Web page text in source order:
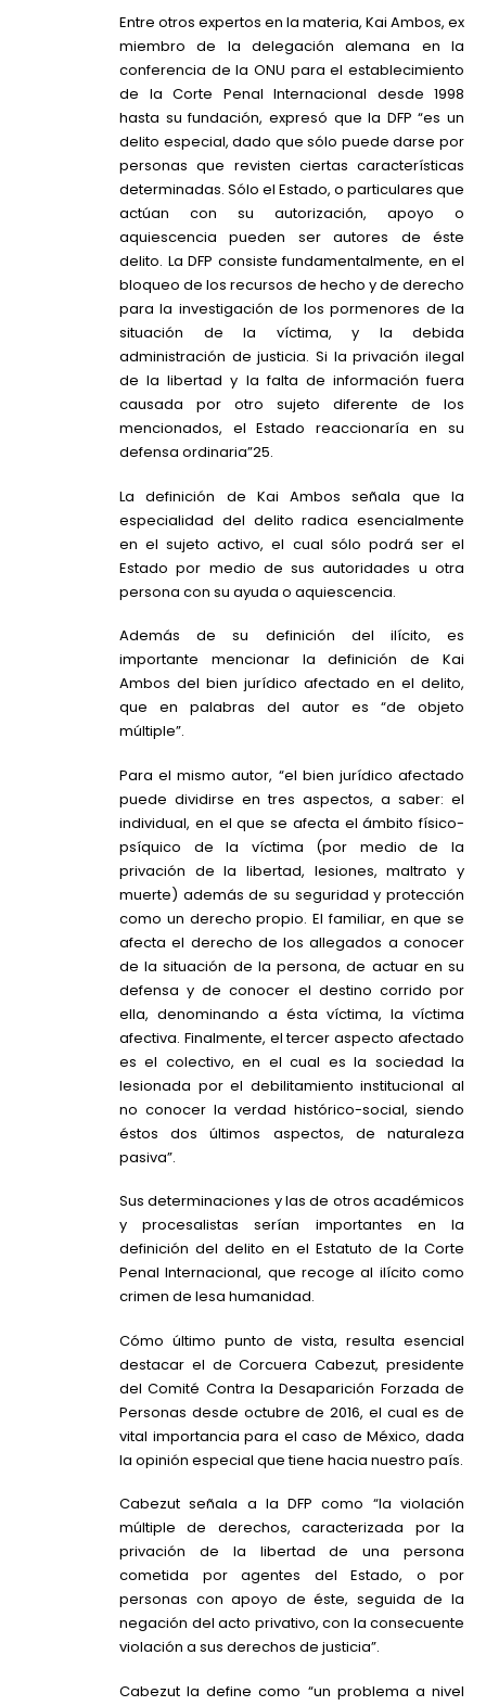
Entre otros expertos en la materia, Kai Ambos, ex
miembro de la delegación alemana en la
conferencia de la ONU para el establecimiento
de la Corte Penal Internacional desde 1998
hasta su fundación, expresó que la DFP “es un
delito especial, dado que sólo puede darse por
personas que revisten ciertas características
determinadas. Sólo el Estado, o particulares que
actúan con su autorización, apoyo o
aquiescencia pueden ser autores de éste
delito. La DFP consiste fundamentalmente, en el
bloqueo de los recursos de hecho y de derecho
para la investigación de los pormenores de la
situación de la víctima, y la debida
administración de justicia. Si la privación ilegal
de la libertad y la falta de información fuera
causada por otro sujeto diferente de los
mencionados, el Estado reaccionaría en su
defensa ordinaria”25.
La definición de Kai Ambos señala que la
especialidad del delito radica esencialmente
en el sujeto activo, el cual sólo podrá ser el
Estado por medio de sus autoridades u otra
persona con su ayuda o aquiescencia.
Además de su definición del ilícito, es
importante mencionar la definición de Kai
Ambos del bien jurídico afectado en el delito,
que en palabras del autor es “de objeto
múltiple”.
Para el mismo autor, “el bien jurídico afectado
puede dividirse en tres aspectos, a saber: el
individual, en el que se afecta el ámbito físico-
psíquico de la víctima (por medio de la
privación de la libertad, lesiones, maltrato y
muerte) además de su seguridad y protección
como un derecho propio. El familiar, en que se
afecta el derecho de los allegados a conocer
de la situación de la persona, de actuar en su
defensa y de conocer el destino corrido por
ella, denominando a ésta víctima, la víctima
afectiva. Finalmente, el tercer aspecto afectado
es el colectivo, en el cual es la sociedad la
lesionada por el debilitamiento institucional al
no conocer la verdad histórico-social, siendo
éstos dos últimos aspectos, de naturaleza
pasiva”.
Sus determinaciones y las de otros académicos
y procesalistas serían importantes en la
definición del delito en el Estatuto de la Corte
Penal Internacional, que recoge al ilícito como
crimen de lesa humanidad.
Cómo último punto de vista, resulta esencial
destacar el de Corcuera Cabezut, presidente
del Comité Contra la Desaparición Forzada de
Personas desde octubre de 2016, el cual es de
vital importancia para el caso de México, dada
la opinión especial que tiene hacia nuestro país.
Cabezut señala a la DFP como “la violación
múltiple de derechos, caracterizada por la
privación de la libertad de una persona
cometida por agentes del Estado, o por
personas con apoyo de éste, seguida de la
negación del acto privativo, con la consecuente
violación a sus derechos de justicia”.
Cabezut la define como “un problema a nivel